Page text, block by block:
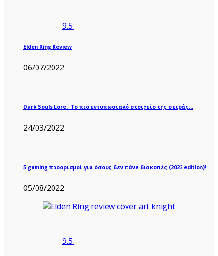
9.5
Elden Ring Review
06/07/2022
Dark Souls Lore: Το πιο εντυπωσιακό στοιχείο της σειράς…
24/03/2022
5 gaming προορισμοί για όσους δεν πάνε διακοπές (2022 edition)!
05/08/2022
9.5